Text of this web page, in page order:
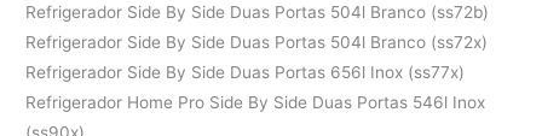
Refrigerador Side By Side Duas Portas 504l Branco (ss72b)
Refrigerador Side By Side Duas Portas 504l Branco (ss72x)
Refrigerador Side By Side Duas Portas 656l Inox (ss77x)
Refrigerador Home Pro Side By Side Duas Portas 546l Inox